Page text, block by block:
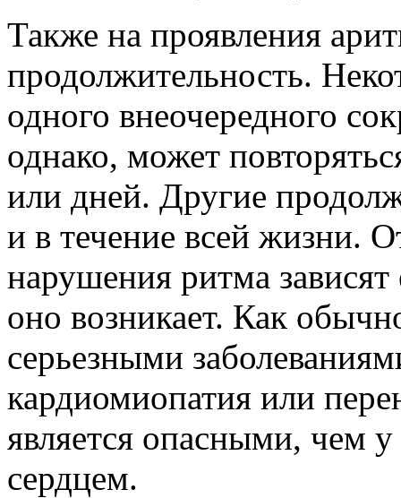
Также на проявления
продолжительность.
одного внеочередного
однако, может
или дней. Другие
и в течение всей жизни.
нарушения ритма
оно возникает. Как
серьезными
кардиомиопатия или
является опасными, чем
сердцем.